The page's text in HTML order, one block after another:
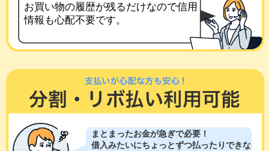
お買い物の履歴が残るだけなので信用
情報も心配不要です。
まとまったお金が急ぎで必要！
借入みたいにちょっとずつ払ったりできな